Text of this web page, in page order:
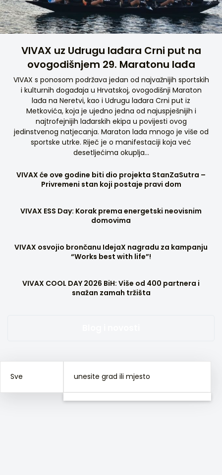
VIVAX uz Udrugu lađara Crni put na
ovogodišnjem 29. Maratonu lađa
VIVAX s ponosom podržava jedan od najvažnijih sportskih
i kulturnih događaja u Hrvatskoj, ovogodišnji Maraton
lađa na Neretvi, kao i Udrugu lađara Crni put iz
Metkovića, koja je ujedno jedna od najuspješnijih i
najtrofejnijih lađarskih ekipa u povijesti ovog
jedinstvenog natjecanja. Maraton lađa mnogo je više od
sportske utrke. Riječ je o manifestaciji koja već
desetljećima okuplja…
VIVAX će ove godine biti dio projekta StanZaSutra –
Privremeni stan koji postaje pravi dom
VIVAX ESS Day: Korak prema energetski neovisnim
domovima
VIVAX osvojio brončanu IdejaX nagradu za kampanju
“Works best with life”!
VIVAX COOL DAY 2026 BiH: Više od 400 partnera i
snažan zamah tržišta